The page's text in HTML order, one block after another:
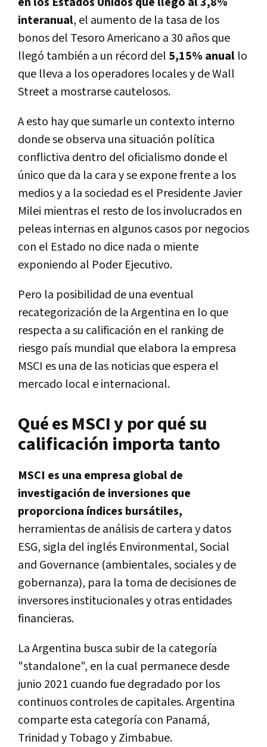
interanual, el aumento de la tasa de los
bonos del Tesoro Americano a 30 años que
llegó también a un récord del 5,15% anual lo
que lleva a los operadores locales y de Wall
Street a mostrarse cautelosos.
A esto hay que sumarle un contexto interno
donde se observa una situación política
conflictiva dentro del oficialismo donde el
único que da la cara y se expone frente a los
medios y a la sociedad es el Presidente Javier
Milei mientras el resto de los involucrados en
peleas internas en algunos casos por negocios
con el Estado no dice nada o miente
exponiendo al Poder Ejecutivo.
Pero la posibilidad de una eventual
recategorización de la Argentina en lo que
respecta a su calificación en el ranking de
riesgo país mundial que elabora la empresa
MSCI es una de las noticias que espera el
mercado local e internacional.
Qué es MSCI y por qué su
calificación importa tanto
MSCI es una empresa global de
investigación de inversiones que
proporciona índices bursátiles,
herramientas de análisis de cartera y datos
ESG, sigla del inglés Environmental, Social
and Governance (ambientales, sociales y de
gobernanza), para la toma de decisiones de
inversores institucionales y otras entidades
financieras.
La Argentina busca subir de la categoría
"standalone", en la cual permanece desde
junio 2021 cuando fue degradado por los
continuos controles de capitales. Argentina
comparte esta categoría con Panamá,
Trinidad y Tobago y Zimbabue.